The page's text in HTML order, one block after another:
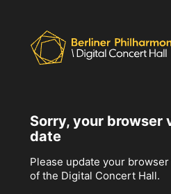
Sorry, your browser
date
Please update your
of the Digital Concert Hall.